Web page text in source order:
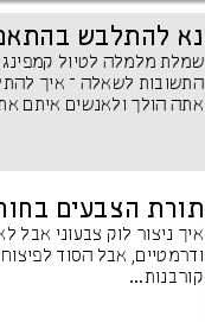
נא להתלבש
שמלת מלמלה לטיול
התשובות לשאלה – איך
אתה הולך ולאנשים איתם
תורת הצבעים בחורף
ודרמטיים, אבל הסוד
קורבנות...